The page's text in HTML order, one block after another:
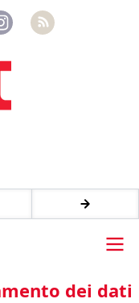
dei dati